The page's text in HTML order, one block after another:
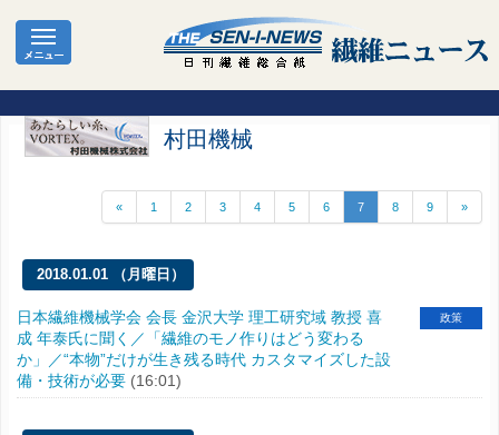
村田機械
« 1 2 3 4 5 6 7 8 9 »
2018.01.01 （月曜日）
日本繊維機械学会 会長 金沢大学 理工研究域 教授 喜
成 年泰氏に聞く／「繊維のモノ作りはどう変わる
か」／“本物”だけが生き残る時代 カスタマイズした設
備・技術が必要 (16:01)
政策